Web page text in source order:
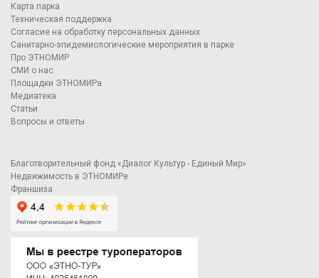
Карта парка
Техническая поддержка
Согласие на обработку персональных данных
Санитарно-эпидемиологические мероприятия в парке
Про ЭТНОМИР
СМИ о нас
Площадки ЭТНОМИРа
Медиатека
Статьи
Вопросы и ответы
Благотворительный фонд «Диалог Культур - Единый Мир»
Недвижимость в ЭТНОМИРе
Франшиза